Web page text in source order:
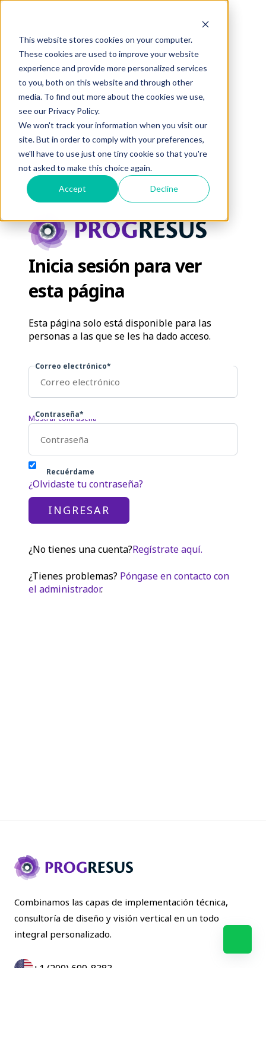
This website stores cookies on your computer.
These cookies are used to improve your website
experience and provide more personalized services
to you, both on this website and through other
media. To find out more about the cookies we use,
see our Privacy Policy.
We won't track your information when you visit our
site. But in order to comply with your preferences,
we'll have to use just one tiny cookie so that you're
not asked to make this choice again.
Accept Decline
Inicia sesión para ver
esta página
Esta página solo está disponible para las
personas a las que se les ha dado acceso.
Correo electrónico*
Contraseña*
Mostrar contraseña
Recuérdame
¿Olvidaste tu contraseña?
¿No tienes una cuenta?Regístrate aquí.
¿Tienes problemas? Póngase en contacto con
el administrador.
Combinamos las capas de implementación técnica,
consultoría de diseño y visión vertical en un todo
integral personalizado.
+1 (209) 699-8383